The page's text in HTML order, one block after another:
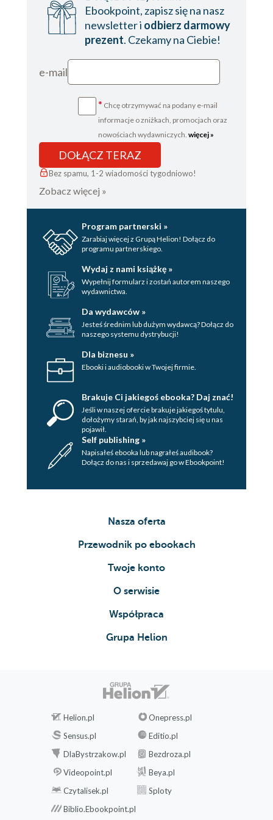
Ebookpoint, zapisz się na nasz
newsletter i odbierz darmowy
prezent. Czekamy na Ciebie!
e-mail
* Chcę otrzymywać na podany e-mail
informacje o zniżkach, promocjach oraz
nowościach wydawniczych. więcej »
DOŁĄCZ TERAZ
Bez spamu, 1-2 wiadomości tygodniowo!
Zobacz więcej »
Program partnerski »
Zarabiaj więcej z Grupą Helion! Dołącz do
programu partnerskiego.
Wydaj z nami książkę »
Wypełnij formularz i zostań autorem naszego
wydawnictwa.
Da wydawców »
Jesteś średnim lub dużym wydawcą? Dołącz do
naszego systemu dystrybucji!
Dla biznesu »
Ebooki i audiobooki w Twojej firmie.
Brakuje Ci jakiegoś ebooka? Daj znać!
Jeśli w naszej ofercie brakuje jakiegoś tytulu,
dołożymy starań, by jak najszybciej się u nas
pojawił.
Self publishing »
Napisałeś ebooka lub nagrałeś audibook?
Dołącz do nas i sprzedawaj go w Ebookpoint!
Nasza oferta
Przewodnik po ebookach
Twoje konto
O serwisie
Współpraca
Grupa Helion
Helion.pl
Onepress.pl
Sensus.pl
Editio.pl
DlaBystrzakow.pl
Bezdroza.pl
Videopoint.pl
Beya.pl
Czytalisek.pl
Sploty
Biblio.Ebookpoint.pl